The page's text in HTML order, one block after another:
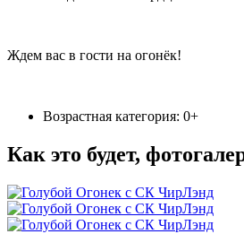
Ждем вас в гости на огонёк!
Возрастная категория: 0+
Как это будет,